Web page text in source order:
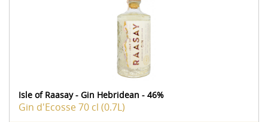
Isle of Raasay - Gin Hebridean - 46%
Gin d'Ecosse70 cl (0.7L)